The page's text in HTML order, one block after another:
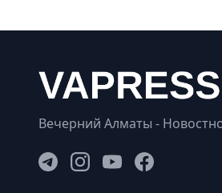
Вечерний Алматы -